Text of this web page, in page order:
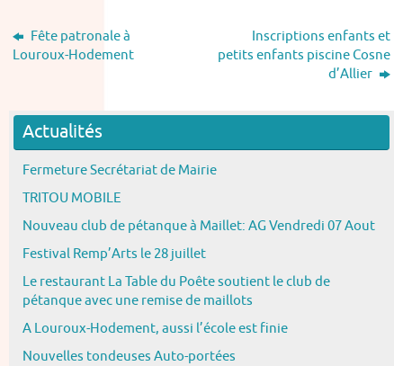
Fête patronale à
Louroux-Hodement
Inscriptions enfants et
petits enfants piscine Cosne
d’Allier
Actualités
Fermeture Secrétariat de Mairie
TRITOU MOBILE
Nouveau club de pétanque à Maillet: AG Vendredi 07 Aout
Festival Remp’Arts le 28 juillet
Le restaurant La Table du Poête soutient le club de
pétanque avec une remise de maillots
A Louroux-Hodement, aussi l’école est finie
Nouvelles tondeuses Auto-portées